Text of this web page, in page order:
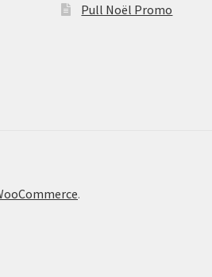
Pull Noël Promo
.